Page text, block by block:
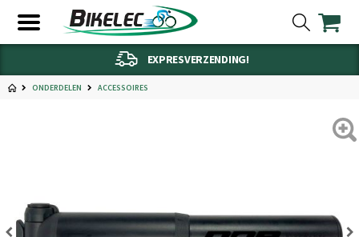
EXPRESVERZENDING!
ONDERDELEN ACCESSOIRES